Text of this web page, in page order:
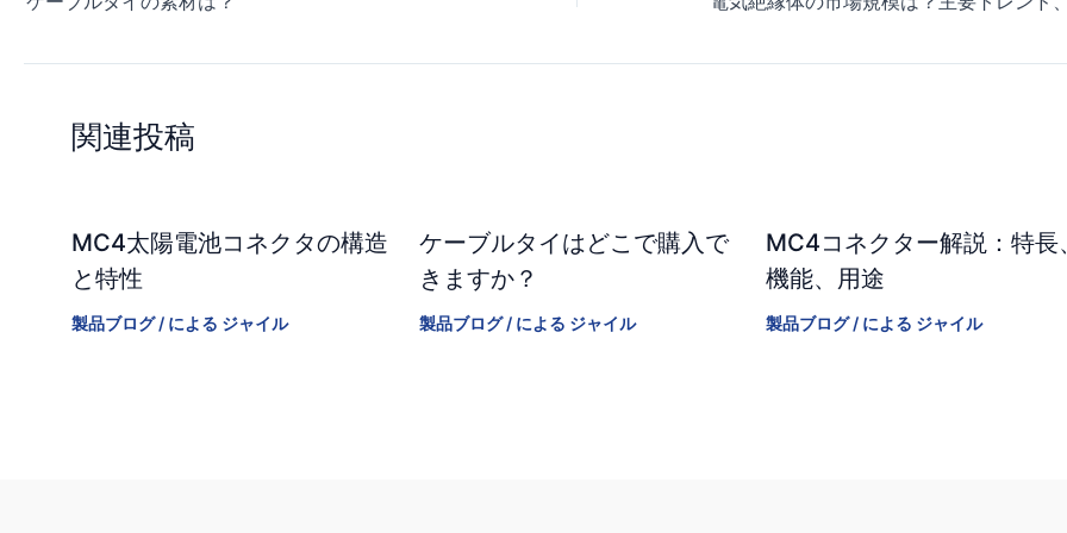
関連投稿
MC4太陽電池コネクタの構造
と特性
製品ブログ/ による ジャイル
ケーブルタイはどこで購入で
きますか？
製品ブログ/ による ジャイル
MC4コネクター解説：特長
機能、用途
製品ブログ/ による ジャイル